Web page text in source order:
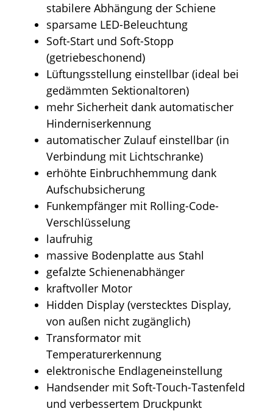
stabilere Abhängung der Schiene
sparsame LED-Beleuchtung
Soft-Start und Soft-Stopp
(getriebeschonend)
Lüftungsstellung einstellbar (ideal bei
gedämmten Sektionaltoren)
mehr Sicherheit dank automatischer
Hinderniserkennung
automatischer Zulauf einstellbar (in
Verbindung mit Lichtschranke)
erhöhte Einbruchhemmung dank
Aufschubsicherung
Funkempfänger mit Rolling-Code-
Verschlüsselung
laufruhig
massive Bodenplatte aus Stahl
gefalzte Schienenabhänger
kraftvoller Motor
Hidden Display (verstecktes Display,
von außen nicht zugänglich)
Transformator mit
Temperaturerkennung
elektronische Endlageneinstellung
Handsender mit Soft-Touch-Tastenfeld
und verbessertem Druckpunkt